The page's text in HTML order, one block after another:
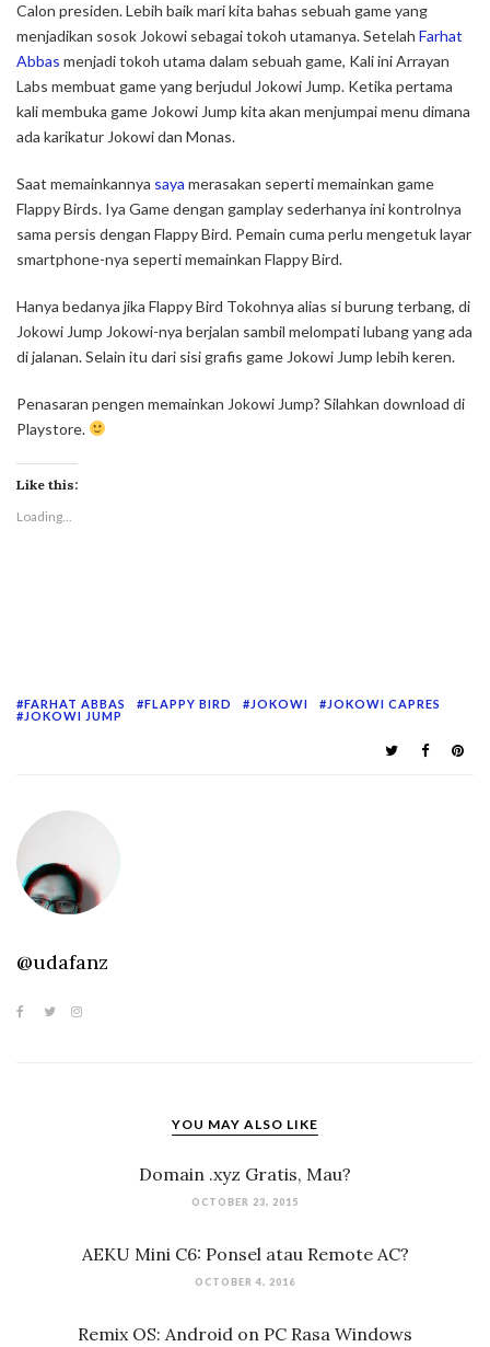
Calon presiden. Lebih baik mari kita bahas sebuah game yang
menjadikan sosok Jokowi sebagai tokoh utamanya. Setelah Farhat
Abbas menjadi tokoh utama dalam sebuah game, Kali ini Arrayan
Labs membuat game yang berjudul Jokowi Jump. Ketika pertama
kali membuka game Jokowi Jump kita akan menjumpai menu dimana
ada karikatur Jokowi dan Monas.
Saat memainkannya saya merasakan seperti memainkan game
Flappy Birds. Iya Game dengan gamplay sederhanya ini kontrolnya
sama persis dengan Flappy Bird. Pemain cuma perlu mengetuk layar
smartphone-nya seperti memainkan Flappy Bird.
Hanya bedanya jika Flappy Bird Tokohnya alias si burung terbang, di
Jokowi Jump Jokowi-nya berjalan sambil melompati lubang yang ada
di jalanan. Selain itu dari sisi grafis game Jokowi Jump lebih keren.
Penasaran pengen memainkan Jokowi Jump? Silahkan download di
Playstore.
Like this:
Loading...
FARHAT ABBAS FLAPPY BIRD JOKOWI
JOKOWI CAPRES
JOKOWI JUMP
@udafanz
YOU MAY ALSO LIKE
Domain .xyz Gratis, Mau?
OCTOBER 23, 2015
AEKU Mini C6: Ponsel atau Remote AC?
OCTOBER 4, 2016
Remix OS: Android on PC Rasa Windows